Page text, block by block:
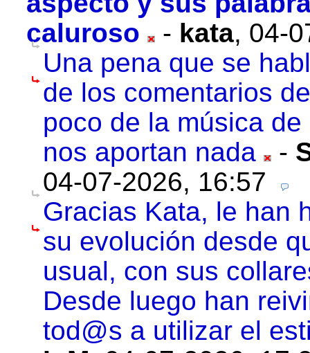
caluroso
- kata, 04-
Una pena que se
de los comentarios
poco de la música
nos aportan nada
-
04-07-2026, 16:57
Gracias Kata, le han
su evolución desde
usual, con sus
Desde luego han
tod@s a utilizar el